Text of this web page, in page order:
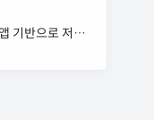
기반으로 저작